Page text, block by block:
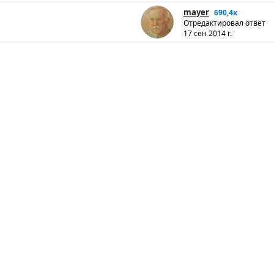
mayer 690,4к
Отредактировал ответ
17 сен 2014 г.